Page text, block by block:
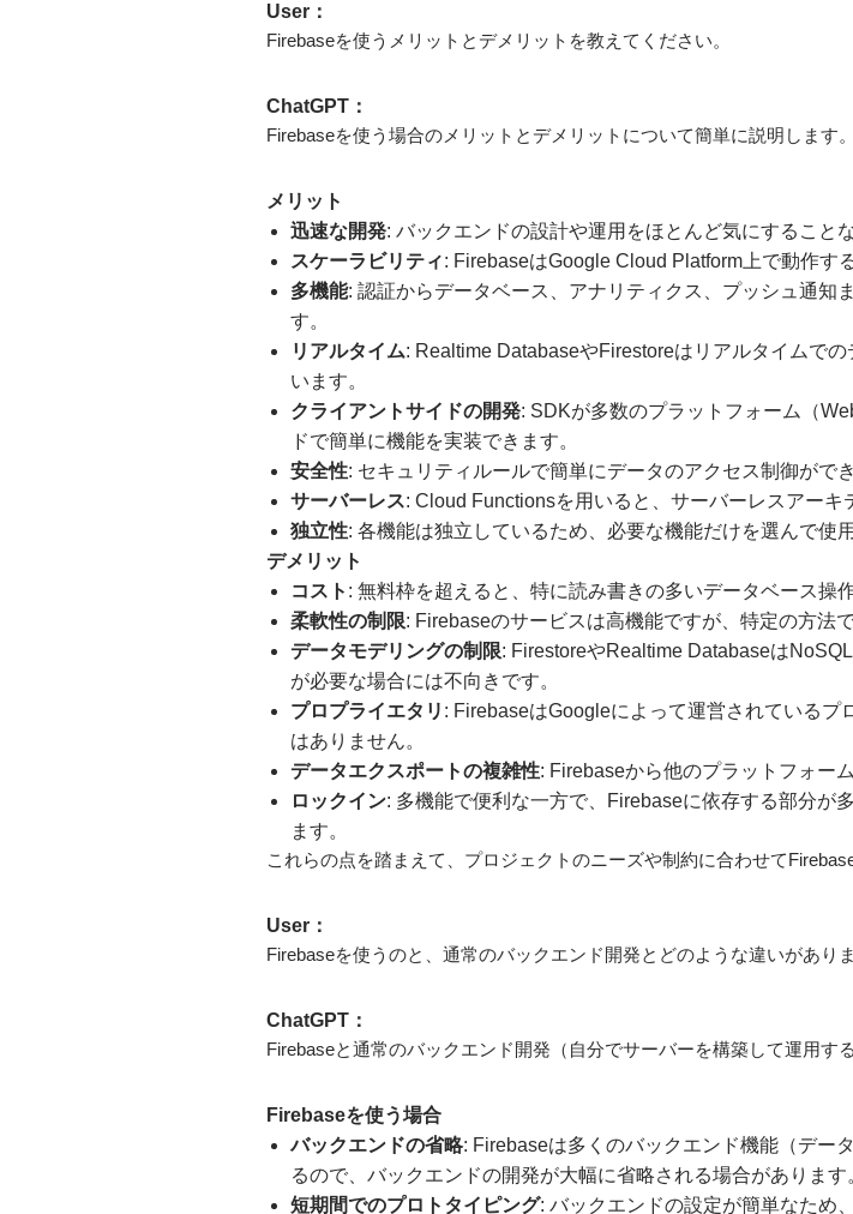
User：
Firebaseを使うメリットとデメリットを教えてください。
ChatGPT：
Firebaseを使う場合のメリットとデメリットについて簡単に説明します。
メリット
迅速な開発: バックエンドの設計や運用をほとんど気にすること
スケーラビリティ: FirebaseはGoogle Cloud Platform上で動作す
多機能: 認証からデータベース、アナリティクス、プッシュ通知
す。
リアルタイム: Realtime DatabaseやFirestoreはリアルタイムで
います。
クライアントサイドの開発: SDKが多数のプラットフォーム（
ドで簡単に機能を実装できます。
安全性: セキュリティルールで簡単にデータのアクセス制御ができ
サーバーレス: Cloud Functionsを用いると、サーバーレスアーキ
独立性: 各機能は独立しているため、必要な機能だけを選んで使
デメリット
コスト : 無料枠を超えると、特に読み書きの多いデータベース操
柔軟性の制限: Firebaseのサービスは高機能ですが、特定の方法
データモデリングの制限: FirestoreやRealtime Databaseは
が必要な場合には不向きです。
プロプライエタリ : FirebaseはGoogleによって運営されている
はありません。
データエクスポートの複雑性: Firebaseから他のプラットフォー
ロックイン: 多機能で便利な一方で、Firebaseに依存する部分が
ます。
これらの点を踏まえて、プロジェクトのニーズや制約に合わせて
User：
Firebaseを使うのと、通常のバックエンド開発とどのような違いがありま
ChatGPT：
Firebaseと通常のバックエンド開発（自分でサーバーを構築して運用す
Firebaseを使う場合
バックエンドの省略: Firebaseは多くのバックエンド機能（デー
るので、バックエンドの開発が大幅に省略される場合があります
短期間でのプロトタイピング: バックエンドの設定が簡単なため